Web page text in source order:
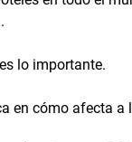
lo importante.
en cómo afecta a